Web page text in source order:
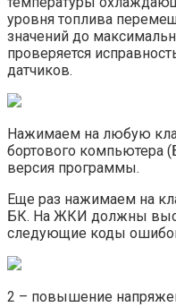
уровня топлива
значений до
проверяется
датчиков.
Нажимаем на любую
бортового компьютера
версия программы.
Еще раз нажимаем на
БК. На ЖКИ должны
следующие коды
2 – повышение